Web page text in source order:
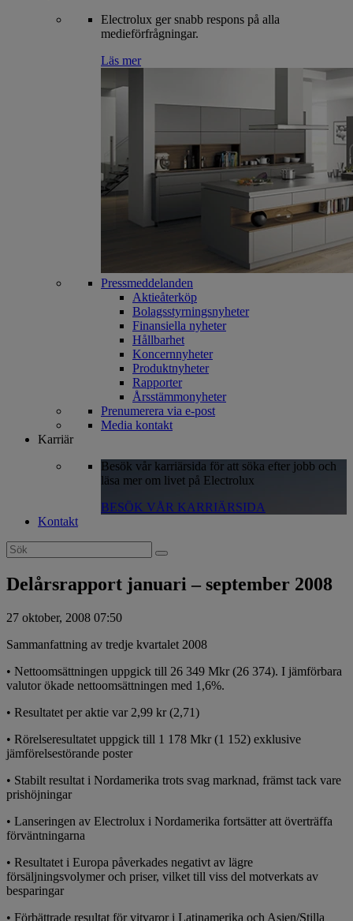
Electrolux ger snabb respons på alla
medieförfrågningar.
Läs mer
Pressmeddelanden
Aktieåterköp
Bolagsstyrningsnyheter
Finansiella nyheter
Hållbarhet
Koncernnyheter
Produktnyheter
Rapporter
Årsstämmonyheter
Prenumerera via e-post
Media kontakt
Karriär
Besök vår karriärsida för att söka efter jobb och
läsa mer om livet på Electrolux
BESÖK VÅR KARRIÄRSIDA
Kontakt
Search
for:
Delårsrapport januari – september 2008
27 oktober, 2008 07:50
Sammanfattning av tredje kvartalet 2008
• Nettoomsättningen uppgick till 26 349 Mkr (26 374). I jämförbara
valutor ökade nettoomsättningen med 1,6%.
• Resultatet per aktie var 2,99 kr (2,71)
• Rörelseresultatet uppgick till 1 178 Mkr (1 152) exklusive
jämförelsestörande poster
• Stabilt resultat i Nordamerika trots svag marknad, främst tack vare
prishöjningar
• Lanseringen av Electrolux i Nordamerika fortsätter att överträffa
förväntningarna
• Resultatet i Europa påverkades negativt av lägre
försäljningsvolymer och priser, vilket till viss del motverkats av
besparingar
• Förbättrade resultat för vitvaror i Latinamerika och Asien/Stilla